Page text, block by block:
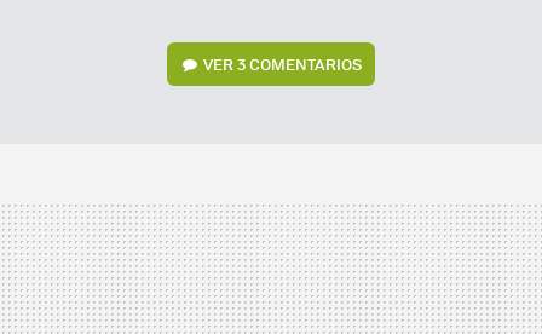
VER3 COMENTARIOS